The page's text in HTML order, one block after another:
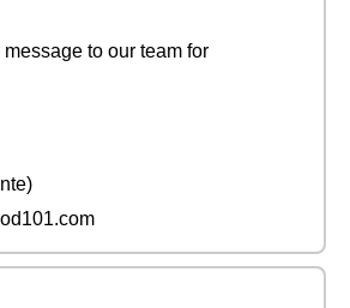
message to our team for